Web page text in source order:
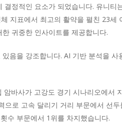
정적인 요소가 되었습니다. 유니티
지표에서 최고의 활약을 펼친 23세
귀중한 인사이트를 제공합니다.
음을 강조합니다. AI 기반 분석을
바사가 고강도 경기 시나리오에서
로 고속 달리기 거리 부문에서 선
수 부문에서 1위를 차지했습니다.